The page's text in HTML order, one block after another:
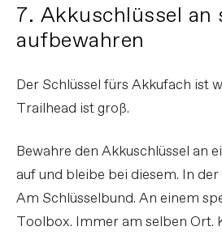
7. Akkuschlüssel an
aufbewahren
Der Schlüssel fürs Akkufach ist
Trailhead ist groß.
Bewahre den Akkuschlüssel an
auf und bleibe bei diesem. In
Am Schlüsselbund. An einem
Toolbox. Immer am selben Ort.